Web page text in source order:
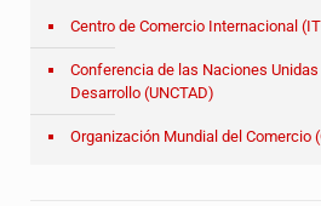
Centro de Comercio Internacional
Conferencia de las Naciones
Desarrollo (UNCTAD)
Organización Mundial del Comercio